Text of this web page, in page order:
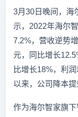
3月30日晚间，海
示，2022年海尔
7.2%，营收逆势
元，同比增长
比增长18%，利
以来，公司降本
作为海尔智家旗